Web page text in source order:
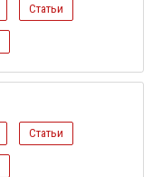
Статьи
Статьи